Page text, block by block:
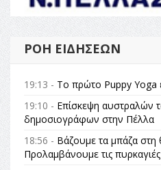
ΡΟΉ ΕΙΔΉΣΕΩΝ
19:13 - Το πρώτο Puppy Yoga
19:10 - Επίσκεψη αυστραλών
δημοσιογράφων στην Πέλλα
18:56 - Βάζουμε τα μπάζα στη
Προλαμβάνουμε τις πυρκαγιές